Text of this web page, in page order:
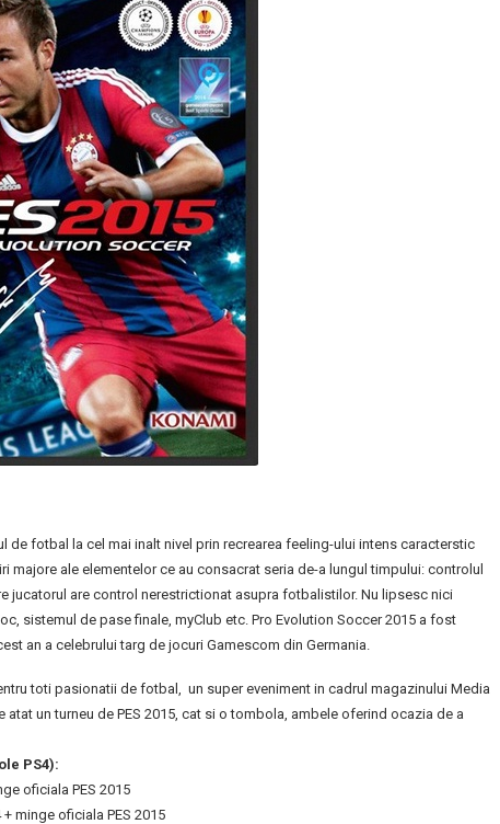
de fotbal la cel mai inalt nivel prin recrearea feeling-ului intens caracterstic
ale elementelor ce au consacrat seria de-a lungul timpului: controlul
jucatorul are control nerestrictionat asupra fotbalistilor. Nu lipsesc nici
sistemul de pase finale, myClub etc. Pro Evolution Soccer 2015 a fost
an a celebrului targ de jocuri Gamescom din Germania.
toti pasionatii de fotbal, un super eveniment in cadrul magazinului Media
un turneu de PES 2015, cat si o tombola, ambele oferind ocazia de a
PS4):
oficiala PES 2015
minge oficiala PES 2015